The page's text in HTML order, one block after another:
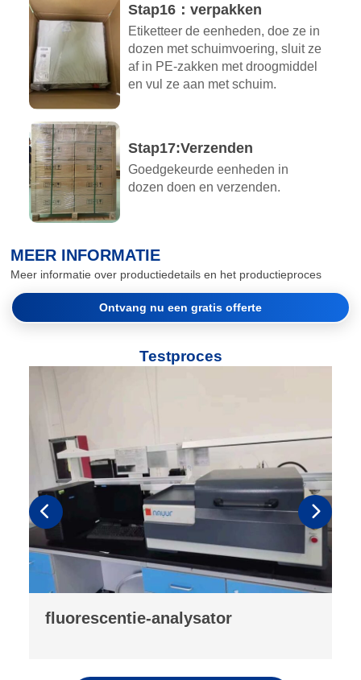
Stap16：verpakken
Etiketteer de eenheden, doe ze in
dozen met schuimvoering, sluit ze
af in PE-zakken met droogmiddel
en vul ze aan met schuim.
Stap17:Verzenden
Goedgekeurde eenheden in
dozen doen en verzenden.
MEER INFORMATIE
Meer informatie over productiedetails en het productieproces
Ontvang nu een gratis offerte
Testproces
dichtheidsmeter voor